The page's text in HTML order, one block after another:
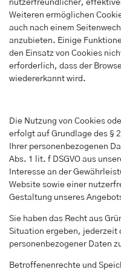
nutzerfreundlicher,
Weiteren ermöglichen
auch nach einem
anzubieten. Einige
den Einsatz von Cookies
erforderlich, dass der
wiedererkannt wird.
Die Nutzung von Cookies
erfolgt auf Grundlage des §
Ihrer personenbezogenen
Abs. 1 lit. f DSGVO aus
Interesse an der
Website sowie einer
Gestaltung unseres
Sie haben das Recht aus
Situation ergeben, jederzeit
personenbezogener Daten
Betroffenenrechte und